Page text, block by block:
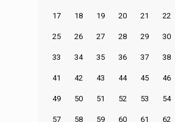
17 18 19 20 21 22
25 26 27 28 29 30
33 34 35 36 37 38
41 42 43 44 45 46
49 50 51 52 53 54
57 58 59 60 61 62